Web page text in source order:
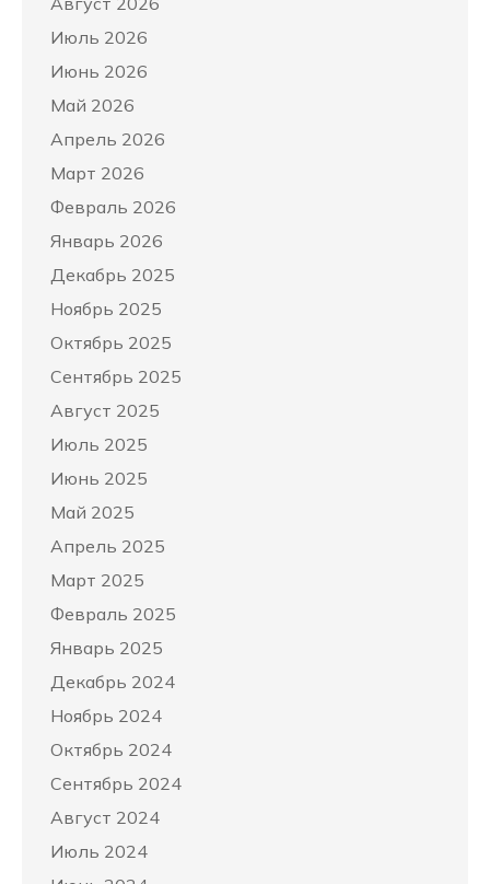
Июль 2026
Июнь 2026
Май 2026
Апрель 2026
Март 2026
Февраль 2026
Январь 2026
Декабрь 2025
Ноябрь 2025
Октябрь 2025
Сентябрь 2025
Август 2025
Июль 2025
Июнь 2025
Май 2025
Апрель 2025
Март 2025
Февраль 2025
Январь 2025
Декабрь 2024
Ноябрь 2024
Октябрь 2024
Сентябрь 2024
Август 2024
Июль 2024